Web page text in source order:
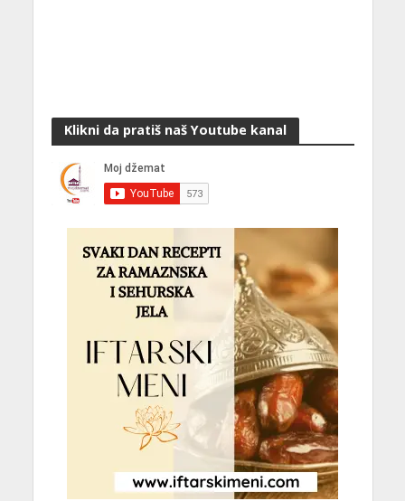
Klikni da pratiš naš Youtube kanal